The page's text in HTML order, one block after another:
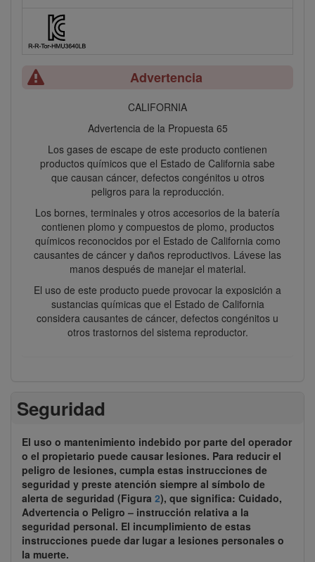
Advertencia
CALIFORNIA
Advertencia de la Propuesta 65
Los gases de escape de este producto contienen
productos químicos que el Estado de California sabe
que causan cáncer, defectos congénitos u otros
peligros para la reproducción.
Los bornes, terminales y otros accesorios de la batería
contienen plomo y compuestos de plomo, productos
químicos reconocidos por el Estado de California como
causantes de cáncer y daños reproductivos. Lávese las
manos después de manejar el material.
El uso de este producto puede provocar la exposición a
sustancias químicas que el Estado de California
considera causantes de cáncer, defectos congénitos u
otros trastornos del sistema reproductor.
Seguridad
El uso o mantenimiento indebido por parte del operador
o el propietario puede causar lesiones. Para reducir el
peligro de lesiones, cumpla estas instrucciones de
seguridad y preste atención siempre al símbolo de
alerta de seguridad (Figura 2), que significa: Cuidado,
Advertencia o Peligro – instrucción relativa a la
seguridad personal. El incumplimiento de estas
instrucciones puede dar lugar a lesiones personales o
la muerte.